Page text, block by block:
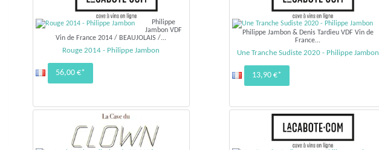
Philippe
Jambon VDF
Vin de France 2014 / BEAUJOLAIS /...
Rouge 2014 - Philippe Jambon
56,00 €*
Philippe Jambon & Denis Tardieu VDF Vin de
France...
Une Tranche Sudiste 2020 - Philippe Jambon
13,90 €*